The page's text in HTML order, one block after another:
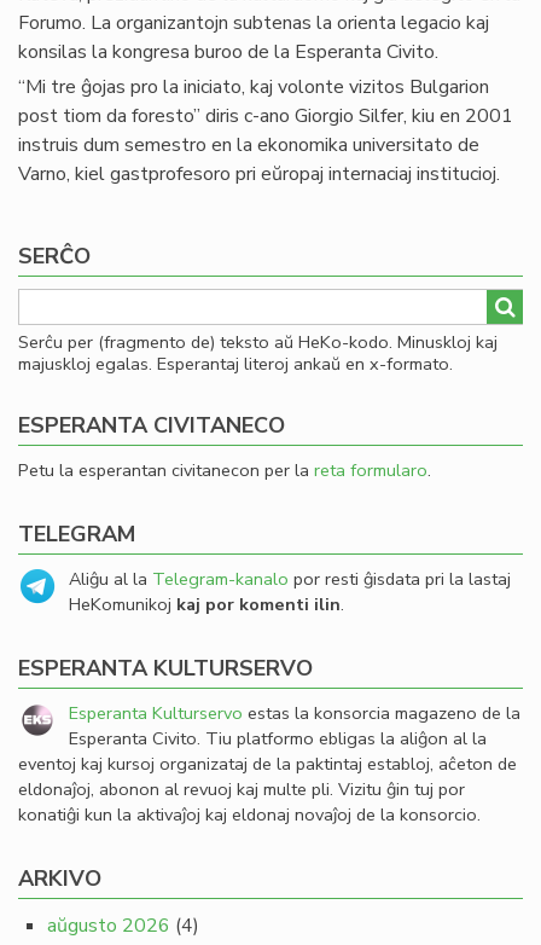
Forumo. La organizantojn subtenas la orienta legacio kaj
konsilas la kongresa buroo de la Esperanta Civito.
“Mi tre ĝojas pro la iniciato, kaj volonte vizitos Bulgarion
post tiom da foresto” diris c-ano Giorgio Silfer, kiu en 2001
instruis dum semestro en la ekonomika universitato de
Varno, kiel gastprofesoro pri eŭropaj internaciaj institucioj.
SERĈO
Serĉu per (fragmento de) teksto aŭ HeKo-kodo. Minuskloj kaj
majuskloj egalas. Esperantaj literoj ankaŭ en x-formato.
ESPERANTA CIVITANECO
Petu la esperantan civitanecon per la reta formularo.
TELEGRAM
Aliĝu al la Telegram-kanalo por resti ĝisdata pri la lastaj
HeKomunikoj kaj por komenti ilin.
ESPERANTA KULTURSERVO
Esperanta Kulturservo estas la konsorcia magazeno de la
Esperanta Civito. Tiu platformo ebligas la aliĝon al la
eventoj kaj kursoj organizataj de la paktintaj establoj, aĉeton de
eldonaĵoj, abonon al revuoj kaj multe pli. Vizitu ĝin tuj por
konatiĝi kun la aktivaĵoj kaj eldonaj novaĵoj de la konsorcio.
ARKIVO
aŭgusto 2026 (4)